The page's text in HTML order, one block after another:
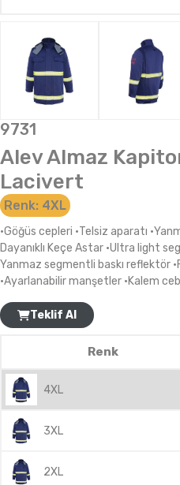
9731
Alev Almaz
Lacivert
Renk: 4XL
•Göğüs cepleri •Telsiz aparatı
Dayanıklı Keçe Astar •Ultra light
Yanmaz segmentli baskı reflektör
•Ayarlanabilir manşetler •Kalem
Teklif Al
Renk
4XL
3XL
2XL